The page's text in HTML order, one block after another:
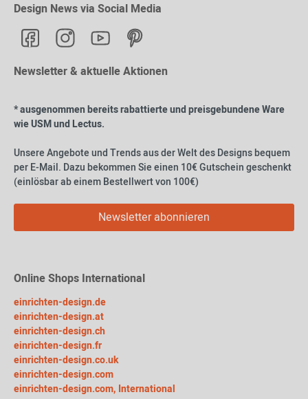
Design News via Social Media
Newsletter & aktuelle Aktionen
* ausgenommen bereits rabattierte und preisgebundene Ware
wie USM und Lectus.
Unsere Angebote und Trends aus der Welt des Designs bequem
per E-Mail. Dazu bekommen Sie einen 10€ Gutschein geschenkt
(einlösbar ab einem Bestellwert von 100€)
Newsletter abonnieren
Online Shops International
einrichten-design.de
einrichten-design.at
einrichten-design.ch
einrichten-design.fr
einrichten-design.co.uk
einrichten-design.com
einrichten-design.com, International